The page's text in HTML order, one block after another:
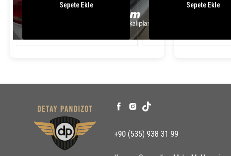
Sepete Ekle Sepete Ekle
+90 (535) 938 31 99